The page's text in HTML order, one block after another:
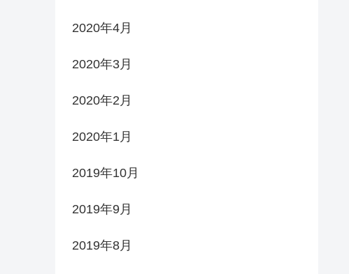
2020年4月
2020年3月
2020年2月
2020年1月
2019年10月
2019年9月
2019年8月